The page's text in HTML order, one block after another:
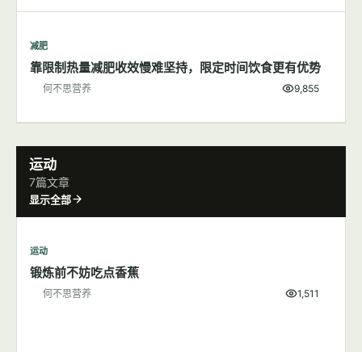
减肥
靠限制热量减肥收效慢难坚持，限定时间饮食更有优势
何不思营养 9,855
运动
7篇文章
显示全部
运动
锻炼前不妨吃点香蕉
何不思营养 1,511